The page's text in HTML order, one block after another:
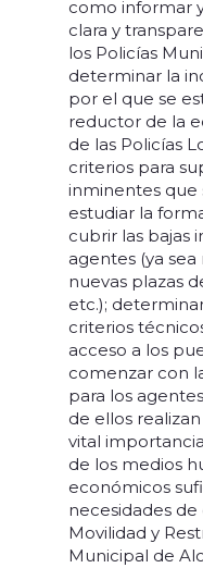
como informar
clara y
los Policías
determinar la
por el que se
reductor de la
de las Policías
criterios para
inminentes que
estudiar la
cubrir las bajas
agentes (ya
nuevas plazas
etc.);
criterios
acceso a los
comenzar con
para los
de ellos
vital
de los medios
económicos
necesidades
Movilidad y
Municipal de